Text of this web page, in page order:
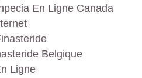
En Ligne Canada
Belgique
Ligne